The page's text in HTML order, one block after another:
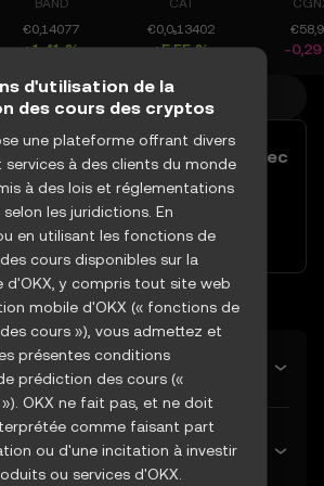
BAND
€0,14077
+1,41 %
CAT
€0,0₅13402
+5,55 % -0,29
de cours de crypto
votre portefeuille avec
plus de 60 paires de trading en
disponibles sur OKX
Essayer dès maintenant
prévu de Metis Token demain ?
Token la semaine suivante
d'utilisation de la
des cours des cryptos
une plateforme offrant divers
à des clients du monde
à des lois et réglementations
les juridictions. En
en utilisant les fonctions de
cours disponibles sur la
d'OKX, y compris tout site web
mobile d'OKX (« fonctions de
cours »), vous admettez et
présentes conditions
prédiction des cours («
OKX ne fait pas, et ne doit
comme faisant part
ou d'une incitation à investir
ou services d'OKX.